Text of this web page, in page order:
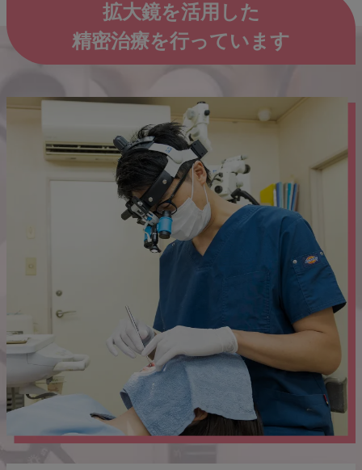
拡大鏡を活用した
精密治療を行っています